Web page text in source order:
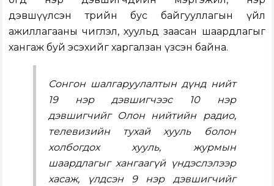
дэвшүүлсэн төрийн бус байгууллагын үйл
ажиллагааны чиглэл, хуульд заасан шаардлагыг
хангаж буй эсэхийг харгалзан үзсэн байна.
Сонгон шалгаруулалтын дүнд нийт
19 нэр дэвшигчээс 10 нэр
дэвшигчийг Олон нийтийн радио,
телевизийн тухай хууль болон
холбогдох хууль, журмын
шаардлагыг хангаагүй үндэслэлээр
хасаж, үлдсэн 9 нэр дэвшигчийг